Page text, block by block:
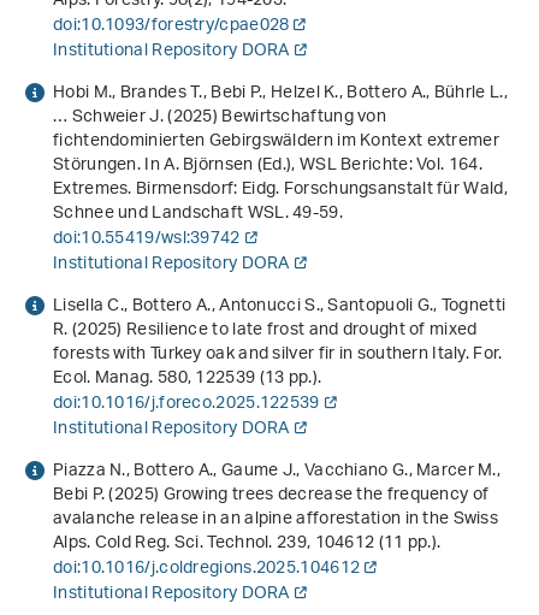
doi:10.1093/forestry/cpae028
Institutional Repository DORA
Hobi M., Brandes T., Bebi P., Helzel K., Bottero A., Bührle L.,
… Schweier J. (2025)Bewirtschaftung von
fichtendominierten Gebirgswäldern im Kontext extremer
Störungen. In A. Björnsen (Ed.),WSL Berichte: Vol. 164.
Extremes. Birmensdorf: Eidg. Forschungsanstalt für Wald,
Schnee und Landschaft WSL. 49-59.
doi:10.55419/wsl:39742
Institutional Repository DORA
Lisella C., Bottero A., Antonucci S., Santopuoli G., Tognetti
R. (2025) Resilience to late frost and drought of mixed
forests with Turkey oak and silver fir in southern Italy. For.
Ecol. Manag.580, 122539 (13 pp.).
doi:10.1016/j.foreco.2025.122539
Institutional Repository DORA
Piazza N., Bottero A., Gaume J., Vacchiano G., Marcer M.,
Bebi P. (2025) Growing trees decrease the frequency of
avalanche release in an alpine afforestation in the Swiss
Alps. Cold Reg. Sci. Technol.239, 104612 (11 pp.).
doi:10.1016/j.coldregions.2025.104612
Institutional Repository DORA